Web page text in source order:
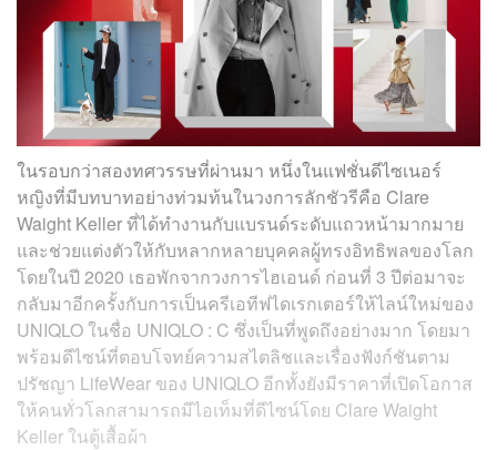
ในรอบกว่าสองทศวรรษที่ผ่านมา หนึ่งในแฟชั่นดีไซเนอร์
หญิงที่มีบทบาทอย่างท่วมท้นในวงการลักชัวรีคือ Clare
Waight Keller ที่ได้ทำงานกับแบรนด์ระดับแถวหน้ามากมาย
และช่วยแต่งตัวให้กับหลากหลายบุคคลผู้ทรงอิทธิพลของโลก
โดยในปี 2020 เธอพักจากวงการไฮเอนด์ ก่อนที่ 3 ปีต่อมาจะ
กลับมาอีกครั้งกับการเป็นครีเอทีฟไดเรกเตอร์ให้ไลน์ใหม่ของ
UNIQLO ในชื่อ UNIQLO : C ซึ่งเป็นที่พูดถึงอย่างมาก โดยมา
พร้อมดีไซน์ที่ตอบโจทย์ความสไตลิชและเรื่องฟังก์ชันตาม
ปรัชญา LifeWear ของ UNIQLO อีกทั้งยังมีราคาที่เปิดโอกาส
ให้คนทั่วโลกสามารถมีไอเท็มที่ดีไซน์โดย Clare Waight
Keller ในตู้เสื้อผ้า